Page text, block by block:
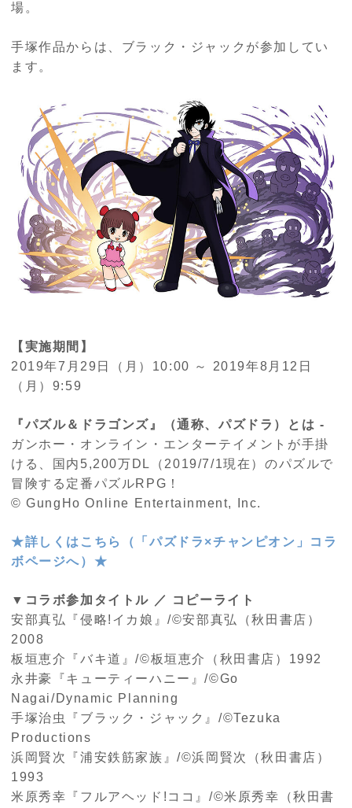
場。
手塚作品からは、ブラック・ジャックが参加してい
ます。
【実施期間】
2019年7月29日（月）10:00 ～ 2019年8月12日
（月）9:59
『パズル＆ドラゴンズ』（通称、パズドラ）とは -
ガンホー・オンライン・エンターテイメントが手掛
ける、国内5,200万DL（2019/7/1現在）のパズルで
冒険する定番パズルRPG！
© GungHo Online Entertainment, Inc.
★詳しくはこちら（「パズドラ×チャンピオン」コラ
ボページへ）★
▼コラボ参加タイトル ／ コピーライト
安部真弘『侵略!イカ娘』/©安部真弘（秋田書店）
2008
板垣恵介『バキ道』/©板垣恵介（秋田書店）1992
永井豪『キューティーハニー』/©Go
Nagai/Dynamic Planning
手塚治虫『ブラック・ジャック』/©Tezuka
Productions
浜岡賢次『浦安鉄筋家族』/©浜岡賢次（秋田書店）
1993
米原秀幸『フルアヘッド!ココ』/©米原秀幸（秋田書